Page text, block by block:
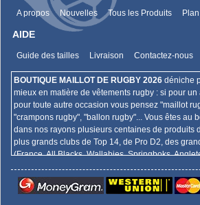
A propos Nouvelles Tous les Produits
AIDE
Guide des tailles Livraison Contactez-nous
BOUTIQUE MAILLOT DE RUGBY 2026 déniche
mieux en matière de vêtements rugby : si pour
pour toute autre occasion vous pensez "maillot
"crampons rugby", "ballon rugby"... Vous êtes au
dans nos rayons plusieurs centaines de produits
plus grands clubs de Top 14, de Pro D2, des
(France, All Blacks, Wallabies, Springboks,
championnats internationaux (Super Rugby,
Pro 12,...),... Et bien plus encore !